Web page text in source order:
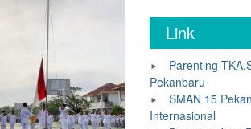
Link
Parenting
Pekanbaru
SMAN 15
Internasional